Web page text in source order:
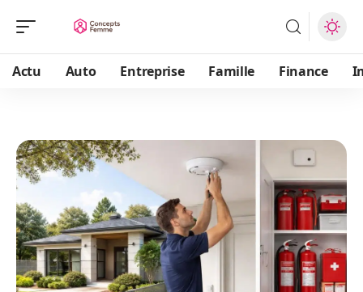
Actu Auto Entreprise Famille Finance